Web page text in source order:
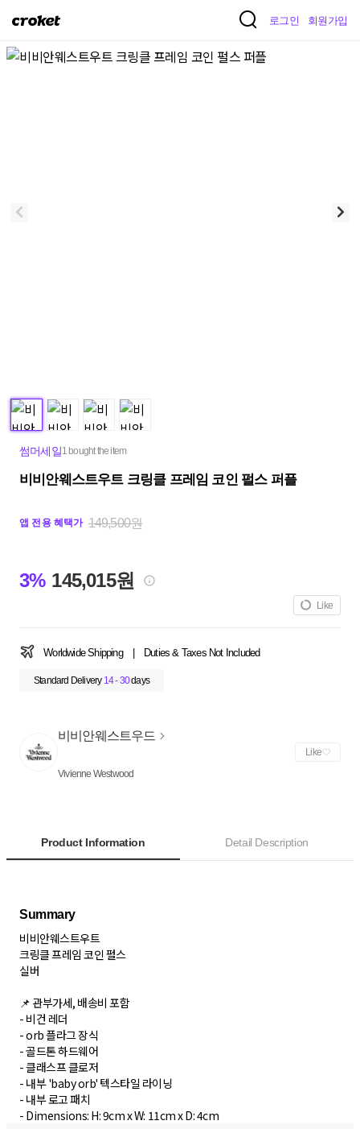
크
켓
로그인 회원가입
썸머세일1 bought the item
비비안웨스트우트 크링클 프레임 코인 펄스 퍼플
앱 전용 혜택가 149,500원
3% 145,015원
Like
Worldwide Shipping Duties & Taxes Not Included
Standard Delivery 14 - 30days
비비안웨스트우드
Vivienne Westwood
Like
Product Information Detail Description
Summary
비비안웨스트우트
크링클 프레임 코인 펄스
실버
📌 관부가세, 배송비 포함
- 비건 레더
- orb 플라그 장식
- 골드톤 하드웨어
- 클래스프 클로저
- 내부 'baby orb' 텍스타일 라이닝
- 내부 로고 패치
- Dimensions: H: 9cm x W: 11cm x D: 4cm